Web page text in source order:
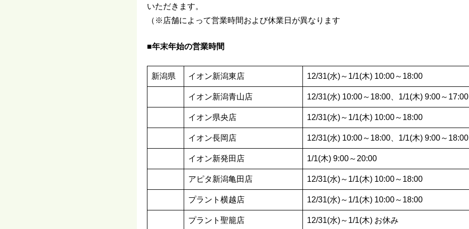
いただきます。
（※店舗によって営業時間および休業日が異なります
■年末年始の営業時間
新潟県 イオン新潟東店 12/31(水)～1/1(木) 10:00～18:00
イオン新潟青山店 12/31(水) 10:00～18:00、1/1(木) 9:00～17:00
イオン県央店 12/31(水)～1/1(木) 10:00～18:00
イオン長岡店 12/31(水) 10:00～18:00、1/1(木) 9:00～18:00
イオン新発田店 1/1(木) 9:00～20:00
アピタ新潟亀田店 12/31(水)～1/1(木) 10:00～18:00
プラント横越店 12/31(水)～1/1(木) 10:00～18:00
プラント聖籠店 12/31(水)～1/1(木) お休み